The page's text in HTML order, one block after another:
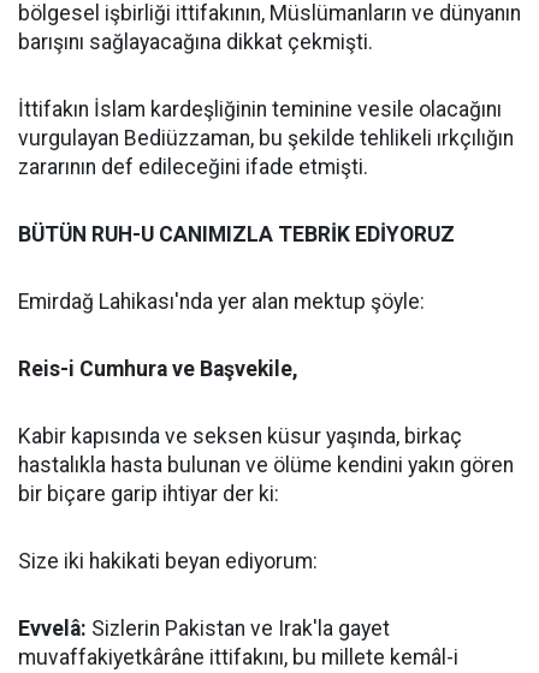
bölgesel işbirliği ittifakının, Müslümanların ve dünyanın
barışını sağlayacağına dikkat çekmişti.
İttifakın İslam kardeşliğinin teminine vesile olacağını
vurgulayan Bediüzzaman, bu şekilde tehlikeli ırkçılığın
zararının def edileceğini ifade etmişti.
BÜTÜN RUH-U CANIMIZLA TEBRİK EDİYORUZ
Emirdağ Lahikası'nda yer alan mektup şöyle:
Reis-i Cumhura ve Başvekile,
Kabir kapısında ve seksen küsur yaşında, birkaç
hastalıkla hasta bulunan ve ölüme kendini yakın gören
bir biçare garip ihtiyar der ki:
Size iki hakikati beyan ediyorum:
Evvelâ: Sizlerin Pakistan ve Irak'la gayet
muvaffakiyetkârâne ittifakını, bu millete kemâl-i